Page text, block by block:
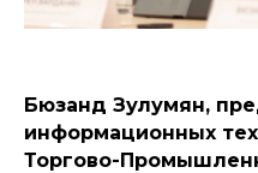
Бюзанд Зулумян,
информационных
Торгово-